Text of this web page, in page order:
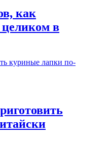
как
целиком в